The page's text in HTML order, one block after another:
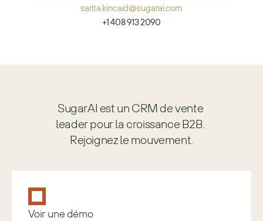
sarita.kincaid@sugarai.com
+1 408 913 2090
SugarAI est un CRM de vente
leader pour la croissance B2B.
Rejoignez le mouvement.
Voir une démo